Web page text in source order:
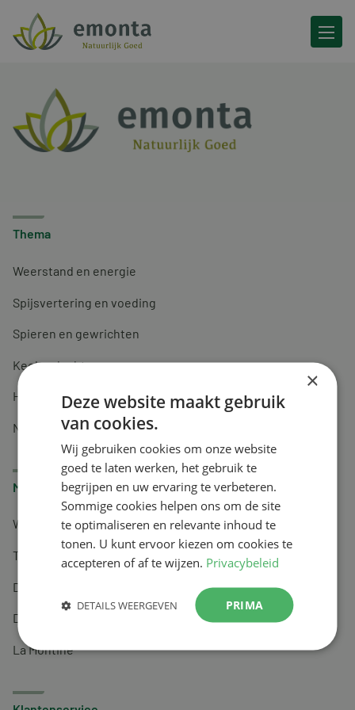
Ga naar de inhoud
Thema
Weerstand en energie
Spijsvertering en voeding
Spieren en gewrichten
Keel en luchtwegen
Huidverzorging
Nachtrust
Merken
Wapiti
Tai-Ginseng
Dermagíq
Draisma
La Montine
×
Deze website maakt gebruik
van cookies.
Wij gebruiken cookies om onze website
goed te laten werken, het gebruik te
begrijpen en uw ervaring te verbeteren.
Sommige cookies helpen ons om de site
te optimaliseren en relevante inhoud te
tonen. U kunt ervoor kiezen om cookies te
accepteren of af te wijzen. Privacybeleid
PRIMA
DETAILS WEERGEVEN